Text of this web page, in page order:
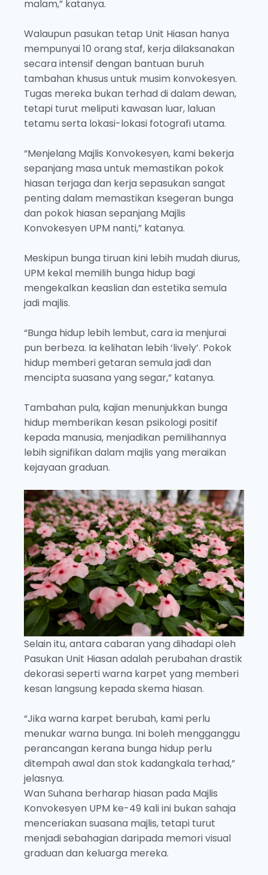
malam,” katanya.
Walaupun pasukan tetap Unit Hiasan hanya
mempunyai 10 orang staf, kerja dilaksanakan
secara intensif dengan bantuan buruh
tambahan khusus untuk musim konvokesyen.
Tugas mereka bukan terhad di dalam dewan,
tetapi turut meliputi kawasan luar, laluan
tetamu serta lokasi-lokasi fotografi utama.
“Menjelang Majlis Konvokesyen, kami bekerja
sepanjang masa untuk memastikan pokok
hiasan terjaga dan kerja sepasukan sangat
penting dalam memastikan ksegeran bunga
dan pokok hiasan sepanjang Majlis
Konvokesyen UPM nanti,” katanya.
Meskipun bunga tiruan kini lebih mudah diurus,
UPM kekal memilih bunga hidup bagi
mengekalkan keaslian dan estetika semula
jadi majlis.
“Bunga hidup lebih lembut, cara ia menjurai
pun berbeza. Ia kelihatan lebih ‘lively’. Pokok
hidup memberi getaran semula jadi dan
mencipta suasana yang segar,” katanya.
Tambahan pula, kajian menunjukkan bunga
hidup memberikan kesan psikologi positif
kepada manusia, menjadikan pemilihannya
lebih signifikan dalam majlis yang meraikan
kejayaan graduan.
Selain itu, antara cabaran yang dihadapi oleh
Pasukan Unit Hiasan adalah perubahan drastik
dekorasi seperti warna karpet yang memberi
kesan langsung kepada skema hiasan.
“Jika warna karpet berubah, kami perlu
menukar warna bunga. Ini boleh mengganggu
perancangan kerana bunga hidup perlu
ditempah awal dan stok kadangkala terhad,”
jelasnya.
Wan Suhana berharap hiasan pada Majlis
Konvokesyen UPM ke-49 kali ini bukan sahaja
menceriakan suasana majlis, tetapi turut
menjadi sebahagian daripada memori visual
graduan dan keluarga mereka.